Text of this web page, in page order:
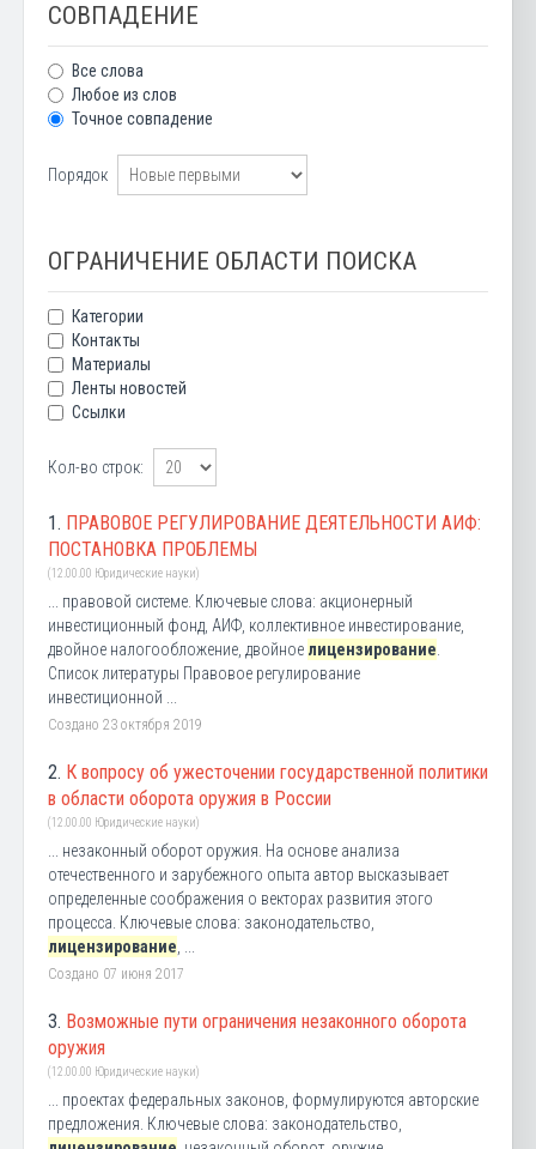
СОВПАДЕНИЕ
Все слова
Любое из слов
Точное совпадение
Порядок
ОГРАНИЧЕНИЕ ОБЛАСТИ ПОИСКА
Категории
Контакты
Материалы
Ленты новостей
Ссылки
Кол-во строк:
1. ПРАВОВОЕ РЕГУЛИРОВАНИЕ ДЕЯТЕЛЬНОСТИ АИФ:
ПОСТАНОВКА ПРОБЛЕМЫ
(12.00.00 Юридические науки)
... правовой системе. Ключевые слова: акционерный
инвестиционный фонд, АИФ, коллективное инвестирование,
двойное налогообложение, двойное лицензирование
Список литературы Правовое регулирование
инвестиционной ...
Создано 23 октября 2019
2. К вопросу об ужесточении государственной политики
в области оборота оружия в России
(12.00.00 Юридические науки)
... незаконный оборот оружия. На основе анализа
отечественного и зарубежного опыта автор высказывает
определенные соображения о векторах развития этого
процесса. Ключевые слова: законодательство,
лицензирование
Создано 07 июня 2017
3. Возможные пути ограничения незаконного оборота
оружия
(12.00.00 Юридические науки)
... проектах федеральных законов, формулируются авторские
предложения. Ключевые слова: законодательство,